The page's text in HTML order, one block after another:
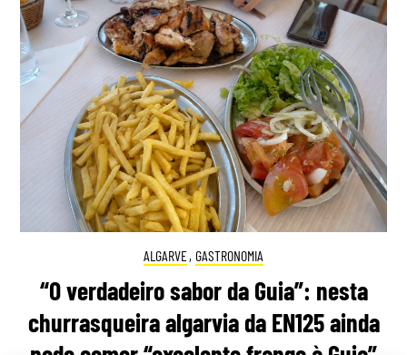
ALGARVE, GASTRONOMIA
“O verdadeiro sabor da Guia”: nesta
churrasqueira algarvia da EN125 ainda